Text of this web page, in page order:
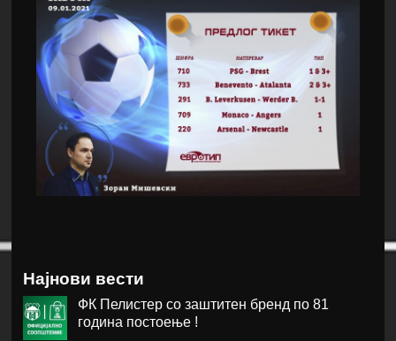
Најнови вести
ФК Пелистер со заштитен бренд по 81
година постоење !